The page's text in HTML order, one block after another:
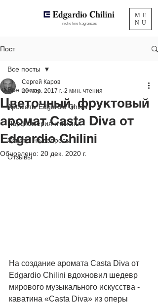
ME
NU
niche fine fragrances
Пост
Все посты
Ароматы Edgardio Chilini
Парфюмерия и жизнь
Ответы на вопросы
Отзывы
Все посты
Цветочный, фруктовый
аромат Casta Diva от
Edgardio Chilini
Сергей Каров
26 мар. 2017 г. 2 мин. чтения
Обновлено: 20 дек. 2020 г.
На создание аромата Casta Diva от
Edgardio Chilini вдохновил шедевр
мирового музыкального искусства -
каватина «Casta Diva» из оперы